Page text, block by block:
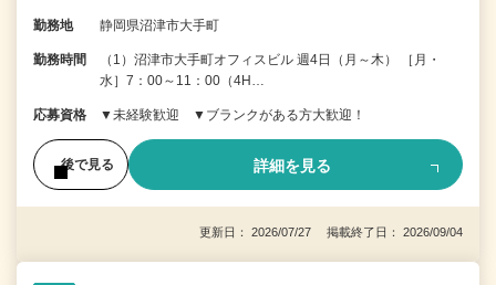
勤務地 静岡県沼津市大手町
勤務時間
（1）沼津市大手町オフィスビル 週4日（月～木） ［月・
水］7：00～11：00（4H…
応募資格 ▼未経験歓迎 ▼ブランクがある方大歓迎！
後で見る 詳細を見る
更新日： 2026/07/27 掲載終了日： 2026/09/04